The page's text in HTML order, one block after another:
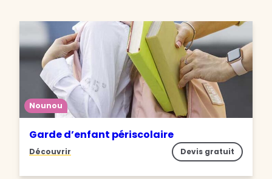
Nounou
Garde d’enfant périscolaire
Découvrir Devis gratuit